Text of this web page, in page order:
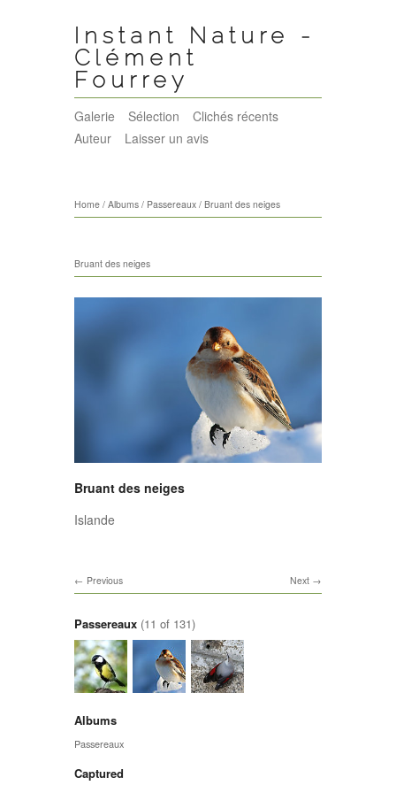
Instant Nature -
Clément
Fourrey
Galerie Sélection
Clichés récents
Auteur
Laisser un avis
Home / Albums / Passereaux / Bruant des neiges
Bruant des neiges
Bruant des neiges
Islande
Next
Previous
Passereaux (11 of 131)
Albums
Passereaux
Captured